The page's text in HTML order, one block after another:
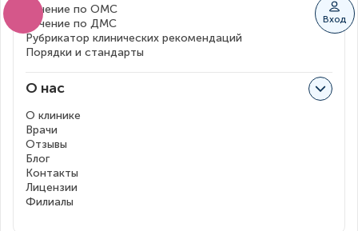
Вход
Лечение по ОМС
Лечение по ДМС
Рубрикатор клинических рекомендаций
Порядки и стандарты
О нас
О клинике
Врачи
Отзывы
Блог
Контакты
Лицензии
Филиалы